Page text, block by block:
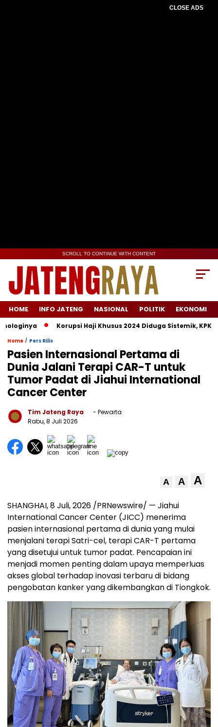
CLOSE ADS
SCROLL TO CONTINUE WITH CONTENT
HOME INFO JATENG NASIONAL POLITIK EKONOMI
Korupsi Haji Khusus 2024 Diduga Sistemik, KPK
Home / Pers Rilis
Pasien Internasional Pertama di
Dunia Jalani Terapi CAR-T untuk
Tumor Padat di Jiahui International
Cancer Center
Tim Jateng Raya
- Pewarta
Rabu, 8 Juli 2026
A A A
SHANGHAI,8 Juli, 2026 /PRNewswire/ — Jiahui
International Cancer Center (JICC) menerima
pasien internasional pertama di dunia yang mulai
menjalani terapi Satri-cel, terapi CAR-T pertama
yang disetujui untuk tumor padat. Pencapaian ini
menjadi momen penting dalam upaya memperluas
akses global terhadap inovasi terbaru di bidang
pengobatan kanker yang dikembangkan di Tiongkok.